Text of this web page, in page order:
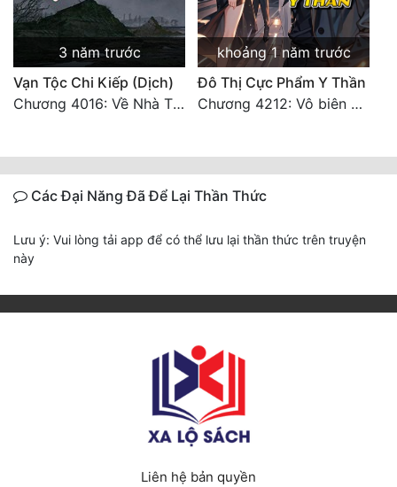
3 năm trước
Vạn Tộc Chi Kiếp (Dịch)
Chương 4016: Về Nhà Thôi... (Đại Kết Cục)
khoảng 1 năm trước
Đô Thị Cực Phẩm Y Thần
Chương 4212: Vô biên hắc ám
Các Đại Năng Đã Để Lại Thần Thức
Lưu ý: Vui lòng tải app để có thể lưu lại thần thức trên truyện
này
Liên hệ bản quyền